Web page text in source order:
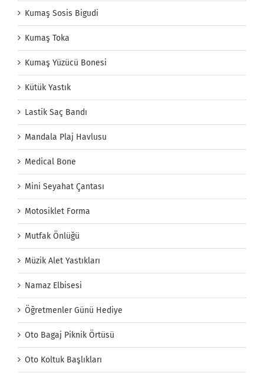
Kumaş Sosis Bigudi
Kumaş Toka
Kumaş Yüzücü Bonesi
Kütük Yastık
Lastik Saç Bandı
Mandala Plaj Havlusu
Medical Bone
Mini Seyahat Çantası
Motosiklet Forma
Mutfak Önlüğü
Müzik Alet Yastıkları
Namaz Elbisesi
Öğretmenler Günü Hediye
Oto Bagaj Piknik Örtüsü
Oto Koltuk Başlıkları